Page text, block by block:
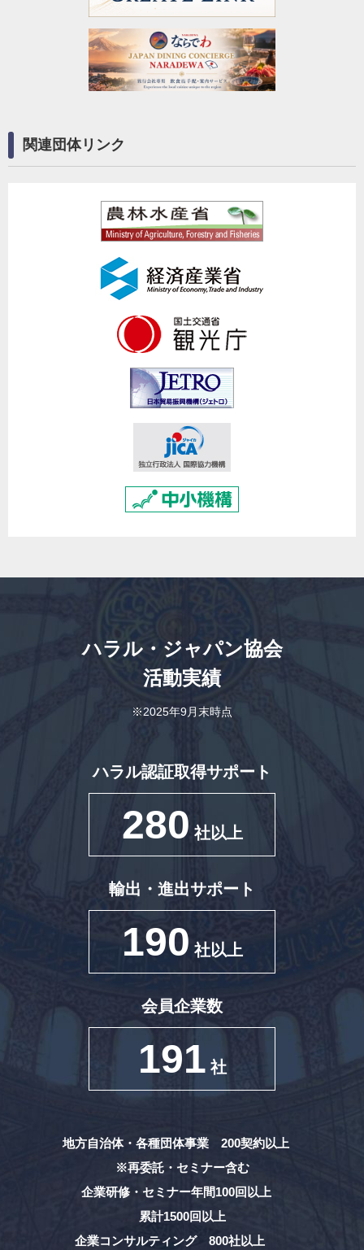
関連団体リンク
ハラル・ジャパン協会
活動実績
※2025年9月末時点
ハラル認証取得サポート
280 社以上
輸出・進出サポート
190 社以上
会員企業数
191 社
地方自治体・各種団体事業 200契約以上
※再委託・セミナー含む
企業研修・セミナー年間100回以上
累計1500回以上
企業コンサルティング 800社以上